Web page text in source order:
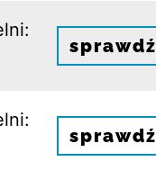
sprawdź
sprawdź